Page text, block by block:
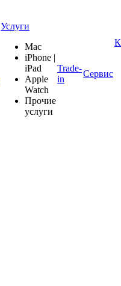
Услуги
Mac
iPhone |
iPad
Apple
Watch
Прочие
услуги
Trade-
in
Сервис